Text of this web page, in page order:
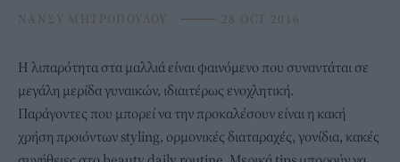
ΝΑΝΣΥ ΜΗΤΡΟΠΟΥΛΟΥ ⸻ 28 OCT 2016
Η λιπαρότητα στα μαλλιά είναι φαινόμενο που συναντάται σε
μεγάλη μερίδα γυναικών, ιδιαιτέρως ενοχλητική.
Παράγοντες που μπορεί να την προκαλέσουν είναι η κακή
χρήση προιόντων styling, ορμονικές διαταραχές, γονίδια, κακές